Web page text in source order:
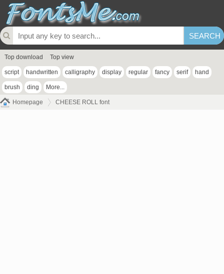
Top download Top view
script handwritten calligraphy display regular fancy serif hand
brush ding More...
Homepage CHEESE ROLL font